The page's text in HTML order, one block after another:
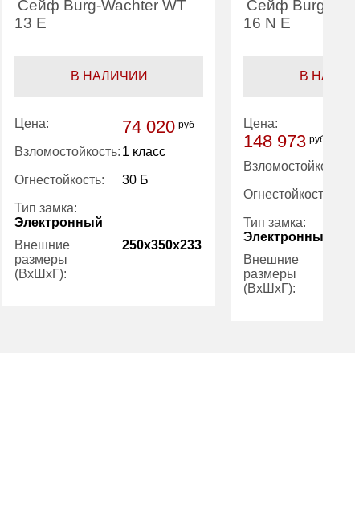
Сейф Burg-Wachter WT
13 E
В НАЛИЧИИ
Цена: 74 020 руб
Взломостойкость: 1 класс
Огнестойкость: 30 Б
Тип замка:
Электронный
Внешние
размеры
(ВхШхГ):
250x350x233
Сейф Burg-
16 N E
В
Цена:
148 973 руб
Взломостойкость:
Огнестойкость:
Тип замка:
Электронный
Внешние
размеры
(ВхШхГ):